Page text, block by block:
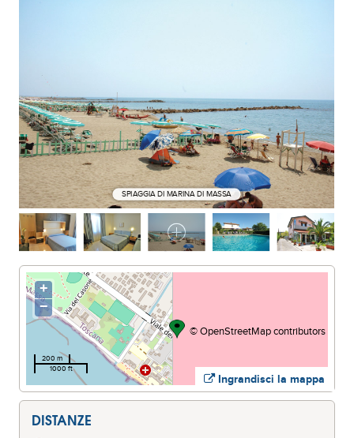
SPIAGGIA DI MARINA DI MASSA
Ingrandisci la mappa
+
−
©OpenStreetMapcontributors
200 m
1000 ft
DISTANZE